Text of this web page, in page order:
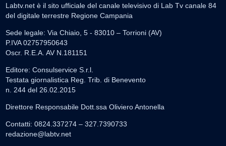
Labtv.net è il sito ufficiale del canale televisivo di Lab Tv canale 84
del digitale terrestre Regione Campania
Sede legale: Via Chiaio, 5 - 83010 – Torrioni (AV)
P.IVA 02757950643
Oscr. R.E.A. AV N.181151
Editore: Consulservice S.r.l.
Testata giornalistica Reg. Trib. di Benevento
n. 244 del 26.02.2015
Direttore Responsabile Dott.ssa Oliviero Antonella
Contatti: 0824.337274 – 327.7390733
redazione@labtv.net